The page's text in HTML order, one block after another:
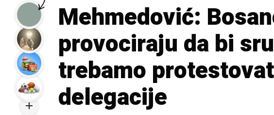
Mehmedović:
provociraju da bi
trebamo
delegacije